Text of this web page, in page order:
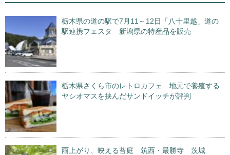
栃木県の道の駅で7月11～12日「八十里越」道の
駅連携フェスタ 新潟県の特産品を販売
栃木県さくら市のレトロカフェ 地元で養殖する
ヤシオマスを挟んだサンドイッチが評判
雨上がり、映える苔庭 筑西・最勝寺 茨城